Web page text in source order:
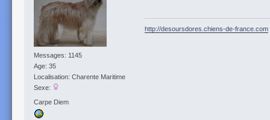
Messages: 1145
Age: 35
Localisation: Charente Maritime
Sexe:
Carpe Diem
http://desoursdores.chiens-de-france.com